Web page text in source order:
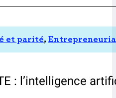
et parité,
: l’intelligence